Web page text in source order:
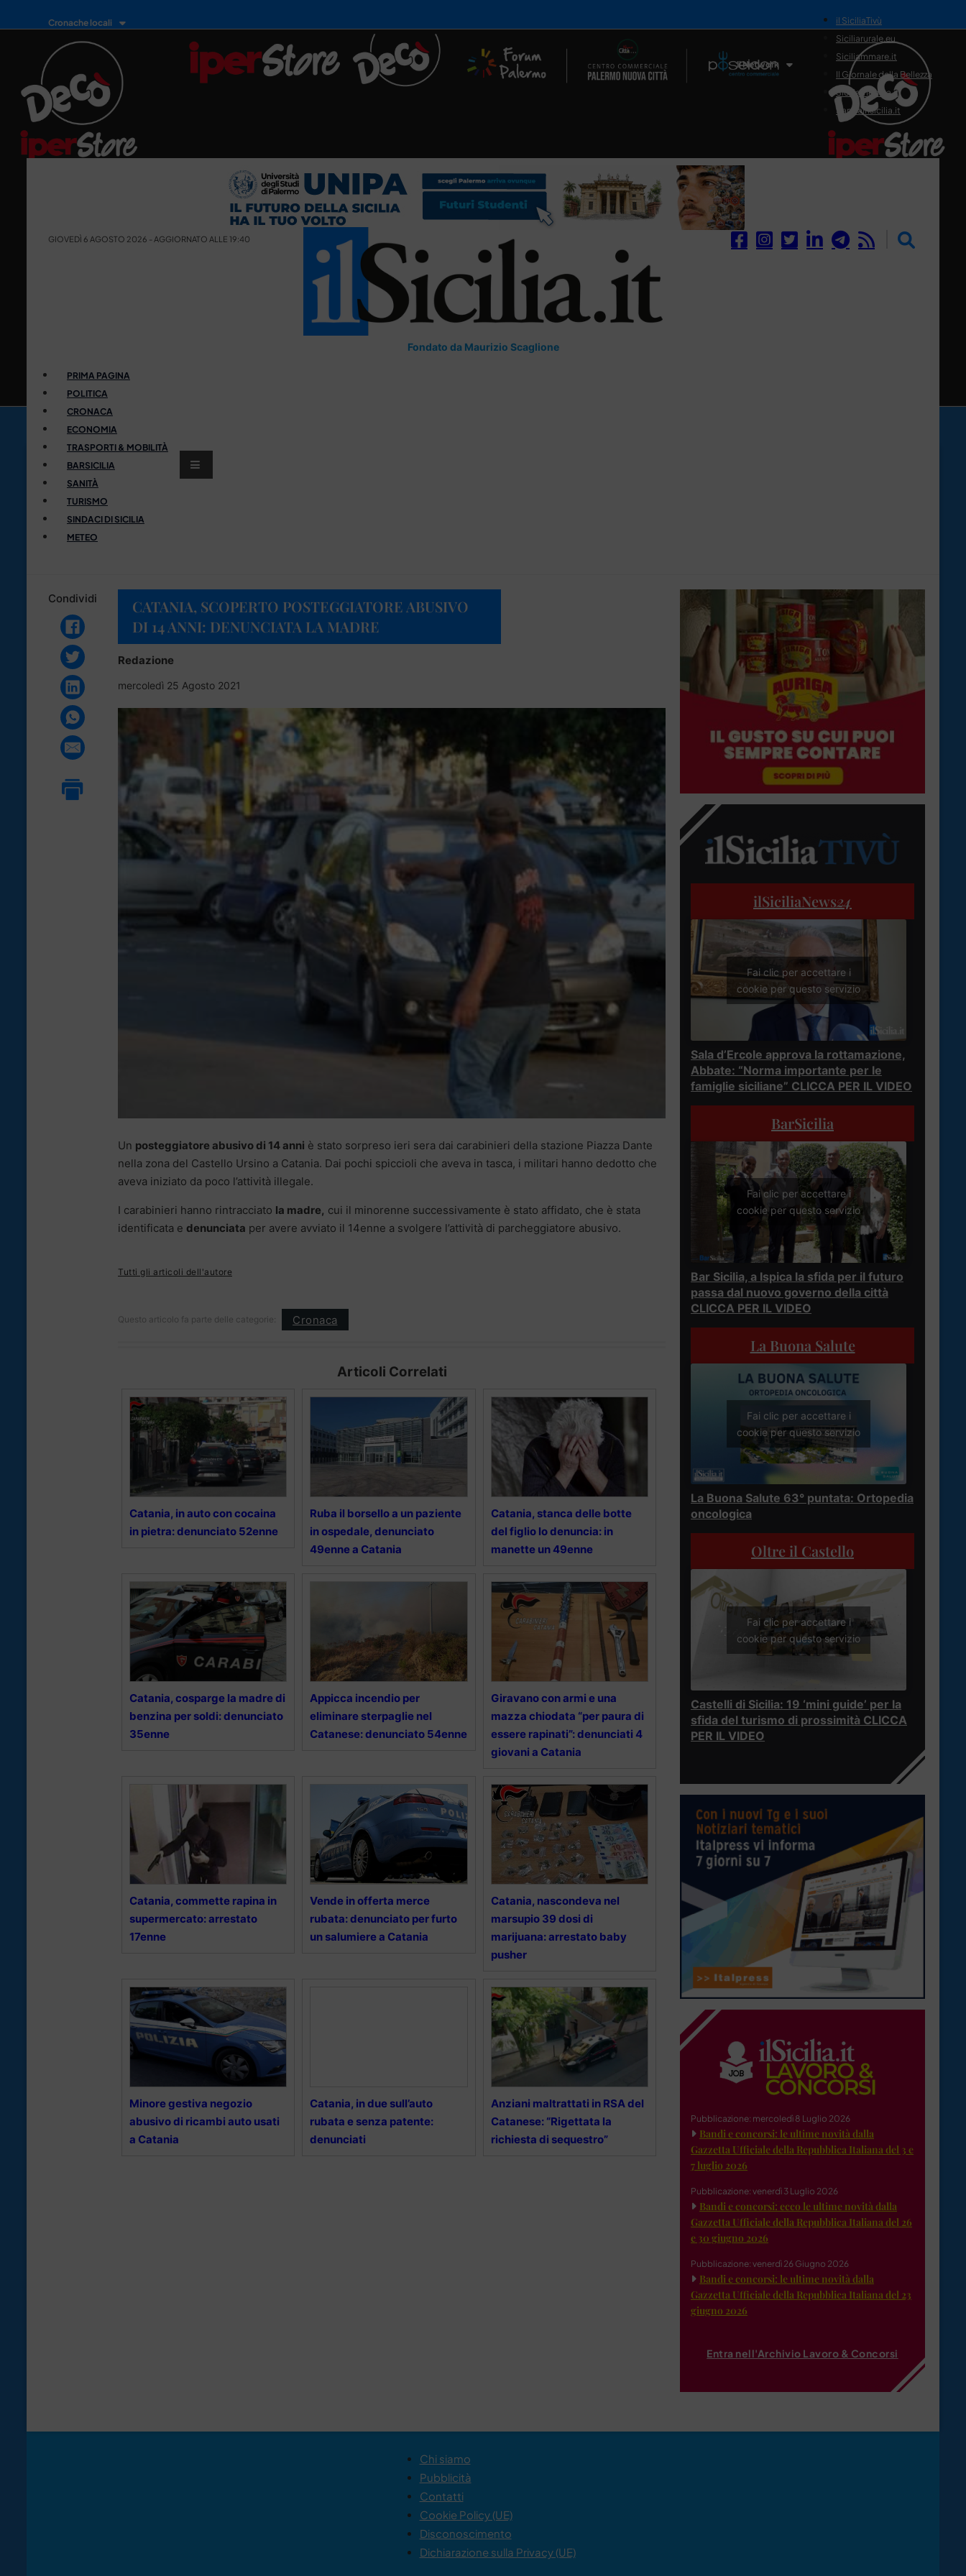
Cronache locali
Il Network
il SiciliaTivù
Siciliarurale.eu
Siciliammare.it
Il Giornale della Bellezza
Siciliamedica.it
Sanitainsicilia.it
GIOVEDÌ 6 AGOSTO 2026 - AGGIORNATO ALLE 19:40
Fondato da Maurizio Scaglione
PRIMA PAGINA
POLITICA
CRONACA
ECONOMIA
TRASPORTI & MOBILITÀ
BARSICILIA
SANITÀ
TURISMO
SINDACI DI SICILIA
METEO
Condividi
CATANIA, SCOPERTO POSTEGGIATORE ABUSIVO
DI 14 ANNI: DENUNCIATA LA MADRE
Redazione
mercoledì 25 Agosto 2021
Un posteggiatore abusivo di 14 anni è stato sorpreso ieri sera dai carabinieri della stazione Piazza Dante
nella zona del Castello Ursino a Catania. Dai pochi spiccioli che aveva in tasca, i militari hanno dedotto che
aveva iniziato da poco l’attività illegale.
I carabinieri hanno rintracciato la madre, cui il minorenne successivamente è stato affidato, che è stata
identificata e denunciata per avere avviato il 14enne a svolgere l’attività di parcheggiatore abusivo.
Tutti gli articoli dell'autore
Questo articolo fa parte delle categorie: Cronaca
Articoli Correlati
Catania, in auto con cocaina
in pietra: denunciato 52enne
Ruba il borsello a un paziente
in ospedale, denunciato
49enne a Catania
Catania, stanca delle botte
del figlio lo denuncia: in
manette un 49enne
Catania, cosparge la madre di
benzina per soldi: denunciato
35enne
Appicca incendio per
eliminare sterpaglie nel
Catanese: denunciato 54enne
Giravano con armi e una
mazza chiodata “per paura di
essere rapinati”: denunciati 4
giovani a Catania
Catania, commette rapina in
supermercato: arrestato
17enne
Vende in offerta merce
rubata: denunciato per furto
un salumiere a Catania
Catania, nascondeva nel
marsupio 39 dosi di
marijuana: arrestato baby
pusher
Minore gestiva negozio
abusivo di ricambi auto usati
a Catania
Catania, in due sull’auto
rubata e senza patente:
denunciati
Anziani maltrattati in RSA del
Catanese: “Rigettata la
richiesta di sequestro”
ilSiciliaNews24
Fai clic per accettare i
cookie per questo servizio
Sala d’Ercole approva la rottamazione,
Abbate: “Norma importante per le
famiglie siciliane” CLICCA PER IL VIDEO
BarSicilia
Fai clic per accettare i
cookie per questo servizio
Bar Sicilia, a Ispica la sfida per il futuro
passa dal nuovo governo della città
CLICCA PER IL VIDEO
La Buona Salute
Fai clic per accettare i
cookie per questo servizio
La Buona Salute 63° puntata: Ortopedia
oncologica
Oltre il Castello
Fai clic per accettare i
cookie per questo servizio
Castelli di Sicilia: 19 ‘mini guide’ per la
sfida del turismo di prossimità CLICCA
PER IL VIDEO
Pubblicazione: mercoledì 8 Luglio 2026
Bandi e concorsi: le ultime novità dalla
Gazzetta Ufficiale della Repubblica Italiana del 3 e
7 luglio 2026
Pubblicazione: venerdì 3 Luglio 2026
Bandi e concorsi: ecco le ultime novità dalla
Gazzetta Ufficiale della Repubblica Italiana del 26
e 30 giugno 2026
Pubblicazione: venerdì 26 Giugno 2026
Bandi e concorsi: le ultime novità dalla
Gazzetta Ufficiale della Repubblica Italiana del 23
giugno 2026
Entra nell'Archivio Lavoro & Concorsi
Chi siamo
Pubblicità
Contatti
Cookie Policy (UE)
Disconoscimento
Dichiarazione sulla Privacy (UE)